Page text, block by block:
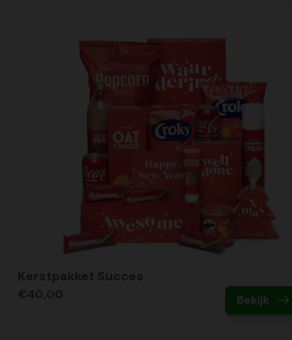
Kerstpakket Succes
€40,00 Bekijk